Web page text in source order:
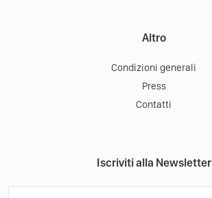
Altro
Condizioni generali
Press
Contatti
Iscriviti alla Newsletter